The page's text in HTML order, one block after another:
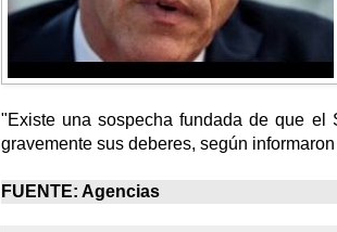
"Existe una sospecha fundada de que el
gravemente sus deberes, según
FUENTE: Agencias